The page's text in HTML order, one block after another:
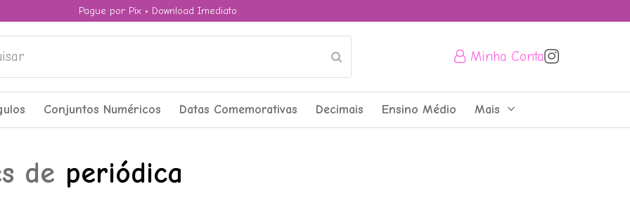
Pague por Pix • Download Imediato
Minha Conta
Conjuntos Numéricos Datas Comemorativas Decimais Ensino Médio Mais
de periódica